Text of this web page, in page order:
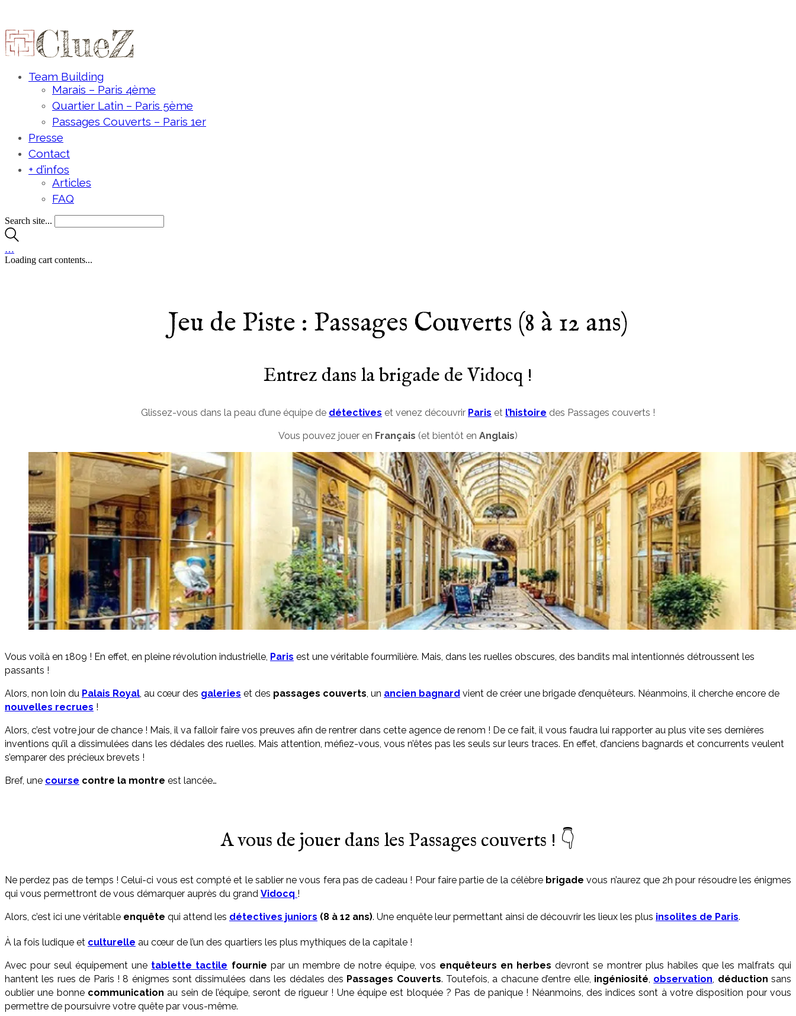
Team Building
Marais – Paris 4ème
Quartier Latin – Paris 5ème
Passages Couverts – Paris 1er
Presse
Contact
+ d’infos
Articles
FAQ
Search site...
…
Loading cart contents...
Jeu de Piste : Passages Couverts (8 à 12 ans)
Entrez dans la brigade de Vidocq !
Glissez-vous dans la peau d’une équipe de détectives et venez découvrir Paris et l’histoire des Passages couverts !
Vous pouvez jouer en Français (et bientôt en Anglais)
Vous voilà en 1809 ! En effet, en pleine révolution industrielle, Paris est une véritable fourmilière. Mais, dans les ruelles obscures, des bandits mal intentionnés détroussent les
passants !
Alors, non loin du Palais Royal, au cœur des galeries et des passages couverts, un ancien bagnard vient de créer une brigade d’enquêteurs. Néanmoins, il cherche encore de
nouvelles recrues !
Alors, c’est votre jour de chance ! Mais, il va falloir faire vos preuves afin de rentrer dans cette agence de renom ! De ce fait, il vous faudra lui rapporter au plus vite ses dernières
inventions qu’il a dissimulées dans les dédales des ruelles. Mais attention, méfiez-vous, vous n’êtes pas les seuls sur leurs traces. En effet, d’anciens bagnards et concurrents veulent
s’emparer des précieux brevets !
Bref, une course contre la montre est lancée…
A vous de jouer dans les Passages couverts ! 👇
Ne perdez pas de temps ! Celui-ci vous est compté et le sablier ne vous fera pas de cadeau ! Pour faire partie de la célèbre brigade vous n’aurez que 2h pour résoudre les énigmes
qui vous permettront de vous démarquer auprès du grand Vidocq !
Alors, c’est ici une véritable enquête qui attend les détectives juniors (8 à 12 ans). Une enquête leur permettant ainsi de découvrir les lieux les plus insolites de Paris.
À la fois ludique et culturelle au cœur de l’un des quartiers les plus mythiques de la capitale !
Avec pour seul équipement une tablette tactile fournie par un membre de notre équipe, vos enquêteurs en herbes devront se montrer plus habiles que les malfrats qui
hantent les rues de Paris ! 8 énigmes sont dissimulées dans les dédales des Passages Couverts. Toutefois, a chacune d’entre elle, ingéniosité, observation, déduction sans
oublier une bonne communication au sein de l’équipe, seront de rigueur ! Une équipe est bloquée ? Pas de panique ! Néanmoins, des indices sont à votre disposition pour vous
permettre de poursuivre votre quête par vous-même.